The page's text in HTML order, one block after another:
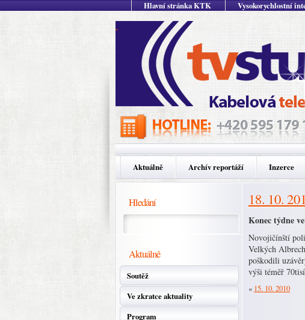
Hlavní stránka KTK Vysokorychlostní
Aktuálně Archív reportáží Inzerce
Hledání
Aktuálně
Soutěž
Ve zkratce aktuality
Program
18. 10.
Konec týdne
Novojičínští
Velkých
poškodili
výši téměř
« 15. 10. 2010